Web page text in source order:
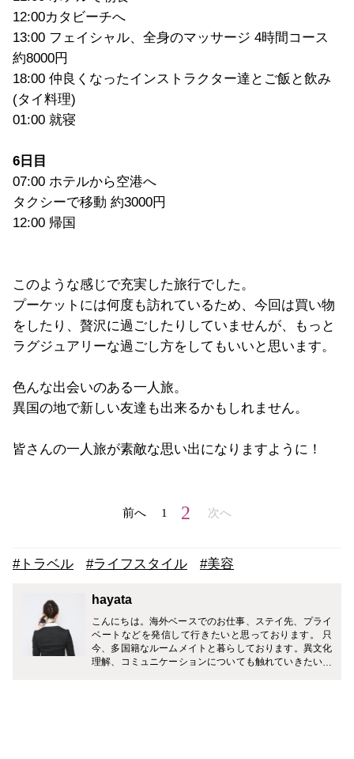
12:00カタビーチへ
13:00 フェイシャル、全身のマッサージ 4時間コース
約8000円
18:00 仲良くなったインストラクター達とご飯と飲み
(タイ料理)
01:00 就寝
6日目
07:00 ホテルから空港へ
タクシーで移動 約3000円
12:00 帰国
このような感じで充実した旅行でした。
プーケットには何度も訪れているため、今回は買い物
をしたり、贅沢に過ごしたりしていませんが、もっと
ラグジュアリーな過ごし方をしてもいいと思います。
色んな出会いのある一人旅。
異国の地で新しい友達も出来るかもしれません。
皆さんの一人旅が素敵な思い出になりますように！
前へ 1 2 次へ
#トラベル #ライフスタイル #美容
hayata
こんにちは。海外ベースでのお仕事、ステイ先、プライ
ベートなどを発信して行きたいと思っております。 只
今、多国籍なルームメイトと暮らしております。異文化
理解、コミュニケーションについても触れていきたいで